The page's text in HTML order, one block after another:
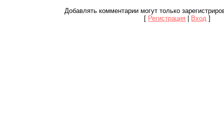
Добавлять комментарии могут только
[ Регистрация | Вход ]